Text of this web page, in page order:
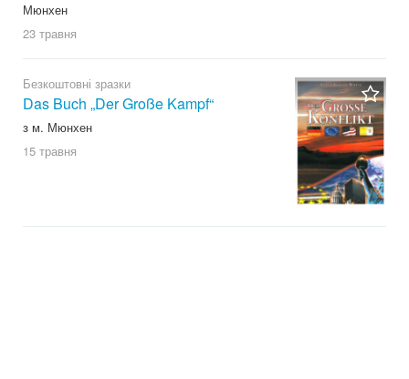
Мюнхен
23 травня
Безкоштовні зразки
Das Buch „Der Große Kampf“
з м. Мюнхен
15 травня